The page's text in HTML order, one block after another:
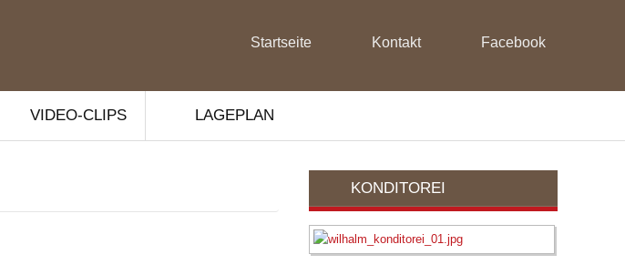
Startseite Kontakt Facebook
VIDEO-CLIPS LAGEPLAN
KONDITOREI